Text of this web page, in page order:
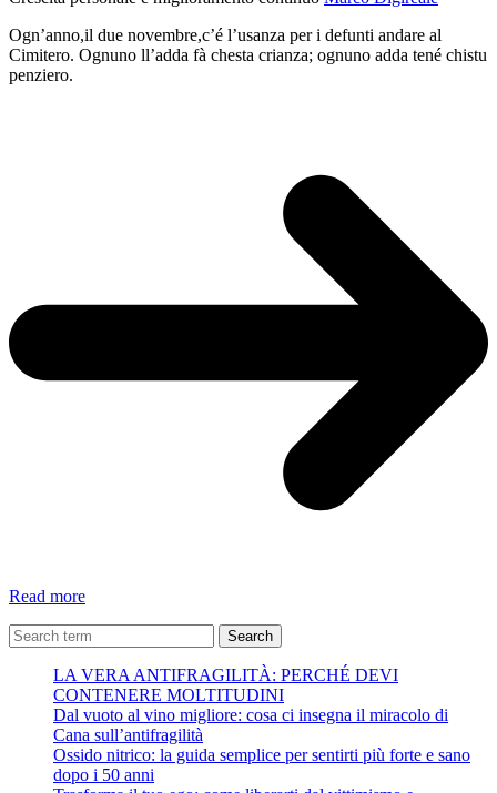
Ogn’anno,il due novembre,c’é l’usanza per i defunti andare al
Cimitero. Ognuno ll’adda fà chesta crianza; ognuno adda tené chistu
penziero.
Read more‘A
–
De
Curtis
(Totò)
Search
LA VERA ANTIFRAGILITÀ: PERCHÉ DEVI
CONTENERE MOLTITUDINI
Dal vuoto al vino migliore: cosa ci insegna il miracolo di
Cana sull’antifragilità
Ossido nitrico: la guida semplice per sentirti più forte e sano
dopo i 50 anni